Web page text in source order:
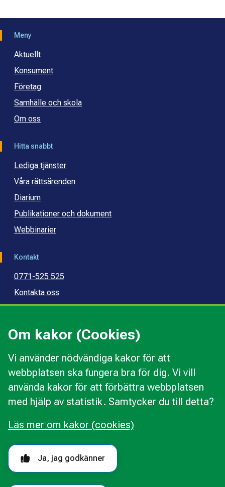
Om kakor (Cookies)
Vi använder nödvändiga kakor för att
webbplatsen ska fungera bra för dig. Vi vill
använda kakor för att förbättra webbplatsen
med hjälp av statistik. Samtycker du till detta?
Ja, jag godkänner
Läs mer om kakor (cookies)
Meny
Aktuellt
Konsument
Företag
Samhälle och skola
Om oss
Hitta snabbt
Lediga tjänster
Våra rättsärenden
Diarium
Publikationer och dokument
Webbinarier
Kontakt
0771-525 525
Kontakta oss
Press
Kommunal budget- och skuldrådgivning
Om webbplatsen
Behandling av personuppgifter